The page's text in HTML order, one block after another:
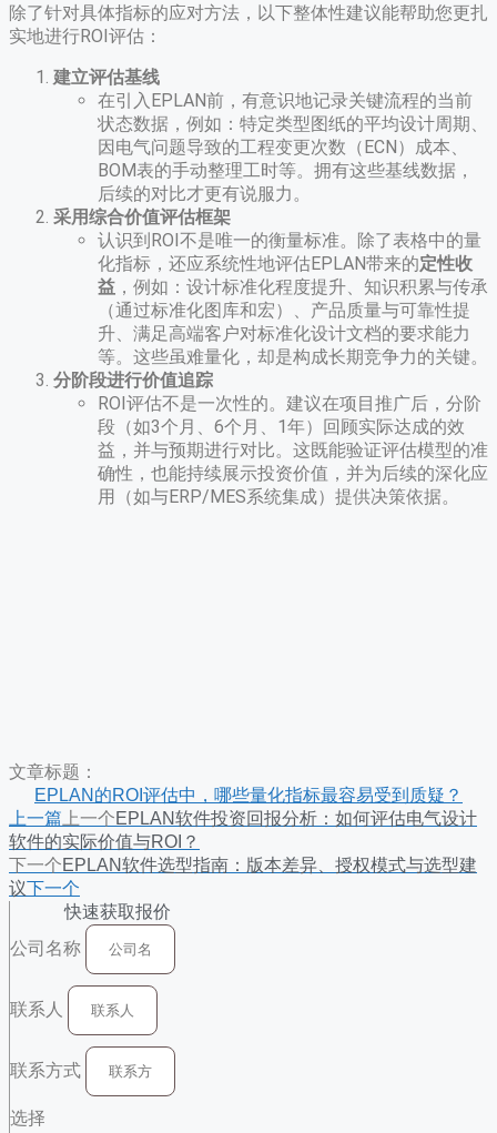
除了针对具体指标的应对方法，以下整体性建议能帮助您更扎
实地进行ROI评估：
建立评估基线
在引入EPLAN前，有意识地记录关键流程的当前
状态数据，例如：特定类型图纸的平均设计周期、
因电气问题导致的工程变更次数（ECN）成本、
BOM表的手动整理工时等。拥有这些基线数据，
后续的对比才更有说服力。
采用综合价值评估框架
认识到ROI不是唯一的衡量标准。除了表格中的量
化指标，还应系统性地评估EPLAN带来的定性收
益 ，例如：设计标准化程度提升、知识积累与传承
（通过标准化图库和宏）、产品质量与可靠性提
升、满足高端客户对标准化设计文档的要求能力
等。这些虽难量化，却是构成长期竞争力的关键。
分阶段进行价值追踪
ROI评估不是一次性的。建议在项目推广后，分阶
段（如3个月、6个月、1年）回顾实际达成的效
益，并与预期进行对比。这既能验证评估模型的准
确性，也能持续展示投资价值，并为后续的深化应
用（如与ERP/MES系统集成）提供决策依据。
文章标题：
EPLAN的ROI评估中，哪些量化指标最容易受到质疑？
上一篇 上一个EPLAN软件投资回报分析：如何评估电气设计
软件的实际价值与ROI？
下一个EPLAN软件选型指南：版本差异、授权模式与选型建
议下一个
快速获取报价
公司名称
联系人
联系方式
选择